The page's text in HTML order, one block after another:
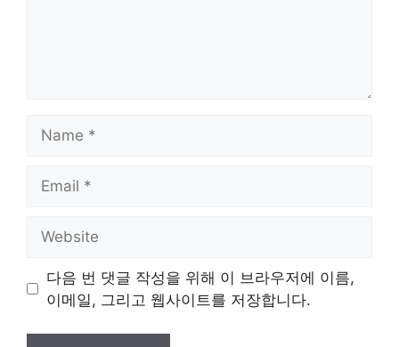
다음 번 댓글 작성을 위해 이 브라우저에 이름,
이메일, 그리고 웹사이트를 저장합니다.